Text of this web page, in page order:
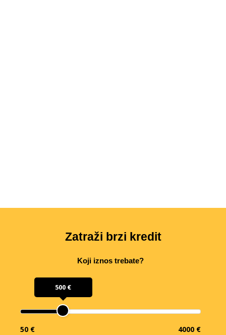
Zatraži brzi kredit
Koji iznos trebate?
500 €
50 € 4000 €